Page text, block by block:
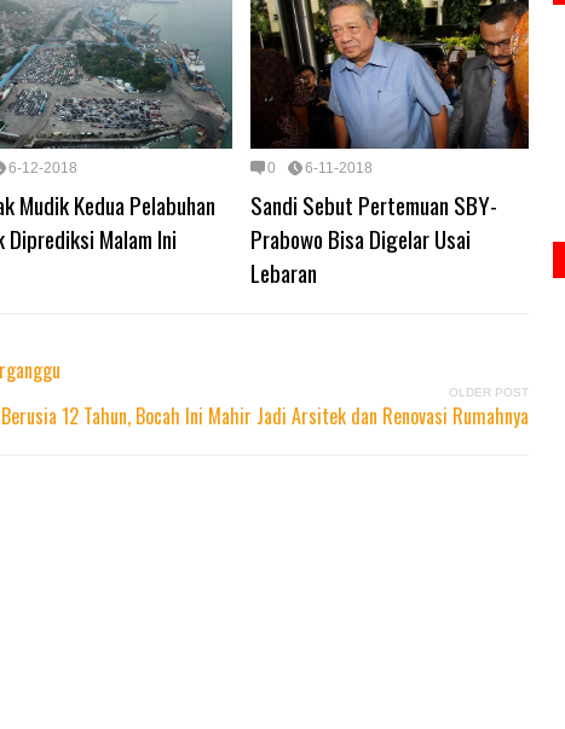
6-12-2018
Mudik Kedua Pelabuhan
Diprediksi Malam Ini
0 6-11-2018
Sandi Sebut Pertemuan SBY-
Prabowo Bisa Digelar Usai
Lebaran
OLDER POST
Berusia 12 Tahun, Bocah Ini Mahir Jadi Arsitek dan Renovasi Rumahnya